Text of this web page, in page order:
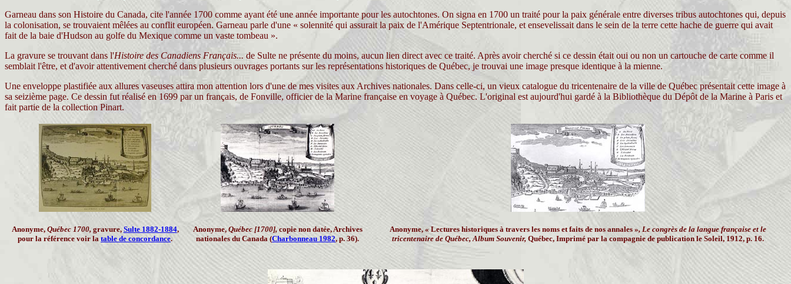
Garneau dans son Histoire du Canada, cite l'année 1700 comme ayant été une année importante pour les autochtones. On signa en 1700 un traité pour la paix générale entre diverses tribus autochtones qui, depuis
la colonisation, se trouvaient mêlées au conflit européen. Garneau parle d'une « solennité qui assurait la paix de l'Amérique Septentrionale, et ensevelissait dans le sein de la terre cette hache de guerre qui avait
fait de la baie d'Hudson au golfe du Mexique comme un vaste tombeau ».
La gravure se trouvant dans l'Histoire des Canadiens Français... de Sulte ne présente du moins, aucun lien direct avec ce traité. Après avoir cherché si ce dessin était oui ou non un cartouche de carte comme il
semblait l'être, et d'avoir attentivement cherché dans plusieurs ouvrages portants sur les représentations historiques de Québec, je trouvai une image presque identique à la mienne.
Une enveloppe plastifiée aux allures vaseuses attira mon attention lors d'une de mes visites aux Archives nationales. Dans celle-ci, un vieux catalogue du tricentenaire de la ville de Québec présentait cette image à
sa seizième page. Ce dessin fut réalisé en 1699 par un français, de Fonville, officier de la Marine française en voyage à Québec. L'original est aujourd'hui gardé à la Bibliothèque du Dépôt de la Marine à Paris et
fait partie de la collection Pinart.
Anonyme, Québec 1700, gravure,Sulte 1882-1884,
pour la référence voir la table de concordance.
Anonyme,Québec [1700],copie non datée, Archives
nationales du Canada (Charbonneau 1982, p. 36).
Anonyme, « Lectures historiques à travers les noms et faits de nos annales », Le congrès de la langue française et le
tricentenaire de Québec, Album Souvenir, Québec, Imprimé par la compagnie de publication le Soleil, 1912, p. 16.